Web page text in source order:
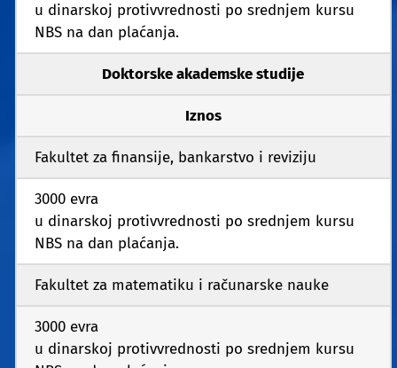
u dinarskoj protivvrednosti po srednjem kursu
NBS na dan plaćanja.
Doktorske akademske studije
Iznos
Fakultet za finansije, bankarstvo i reviziju
3000 evra
u dinarskoj protivvrednosti po srednjem kursu
NBS na dan plaćanja.
Fakultet za matematiku i računarske nauke
3000 evra
u dinarskoj protivvrednosti po srednjem kursu